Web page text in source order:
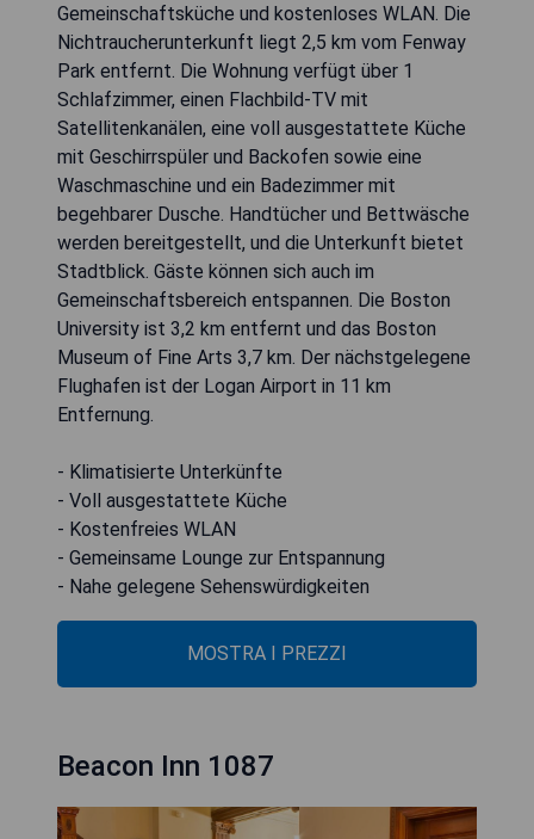
Gemeinschaftsküche und kostenloses WLAN. Die
Nichtraucherunterkunft liegt 2,5 km vom Fenway
Park entfernt. Die Wohnung verfügt über 1
Schlafzimmer, einen Flachbild-TV mit
Satellitenkanälen, eine voll ausgestattete Küche
mit Geschirrspüler und Backofen sowie eine
Waschmaschine und ein Badezimmer mit
begehbarer Dusche. Handtücher und Bettwäsche
werden bereitgestellt, und die Unterkunft bietet
Stadtblick. Gäste können sich auch im
Gemeinschaftsbereich entspannen. Die Boston
University ist 3,2 km entfernt und das Boston
Museum of Fine Arts 3,7 km. Der nächstgelegene
Flughafen ist der Logan Airport in 11 km
Entfernung.
- Klimatisierte Unterkünfte
- Voll ausgestattete Küche
- Kostenfreies WLAN
- Gemeinsame Lounge zur Entspannung
- Nahe gelegene Sehenswürdigkeiten
MOSTRA I PREZZI
Beacon Inn 1087